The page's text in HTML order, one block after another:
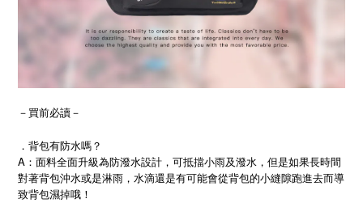
－買前必讀－
．背包有防水嗎？
A：面料全面升級為防潑水設計，可抵擋小雨及潑水，但是如果長時間
對著背包沖水或是淋雨，水滴還是有可能會從背包的小縫隙跑進去而導
致背包濕掉哦！